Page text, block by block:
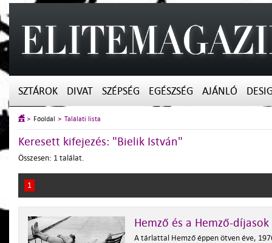
SZTÁROK DIVAT SZÉPSÉG EGÉSZSÉG AJÁNLÓ
Főoldal Találati lista
Keresett kifejezés: "Bielik István"
Összesen: 1 találat.
1
Hemző és a Hemző-díjasok
A tárlattal Hemző éppen ötven éve,